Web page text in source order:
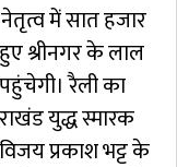
में सात हजार
श्रीनगर के लाल
रैली का
युद्ध स्मारक
प्रकाश भट्ट के